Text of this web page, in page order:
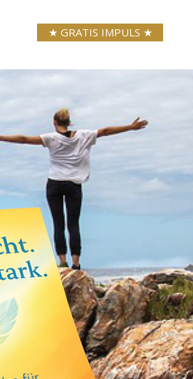
★ GRATIS IMPULS ★